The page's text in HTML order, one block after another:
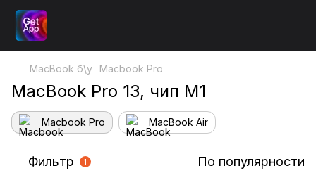
MacBook б\у Macbook Pro
MacBook Pro 13, чип M1
Macbook Pro MacBook Air
Фильтр 1 По популярности